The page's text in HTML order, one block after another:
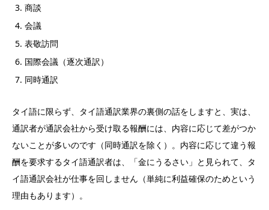
商談
会議
表敬訪問
国際会議（逐次通訳）
同時通訳
タイ語に限らず、タイ語通訳業界の裏側の話をしますと、実は、
通訳者が通訳会社から受け取る報酬には、内容に応じて差がつか
ないことが多いのです（同時通訳を除く）。内容に応じて違う報
酬を要求するタイ語通訳者は、「金にうるさい」と見られて、タ
イ語通訳会社が仕事を回しません（単純に利益確保のためという
理由もあります）。